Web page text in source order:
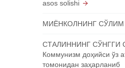
asos solishi
МИЁНКОЛНИНГ
СТАЛИННИНГ СЎНГГИ
Коммунизм доҳийси ўз
томонидан заҳарланиб